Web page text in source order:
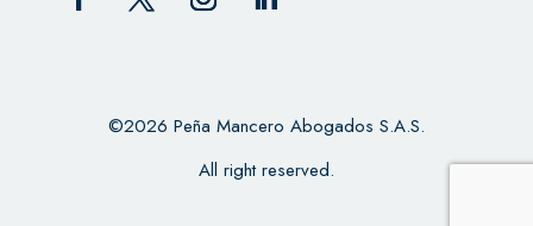
©2026 Peña Mancero Abogados S.A.S.
All right reserved.